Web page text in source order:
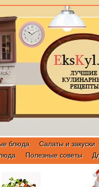
блюда
Салаты и закуски
Полезные советы